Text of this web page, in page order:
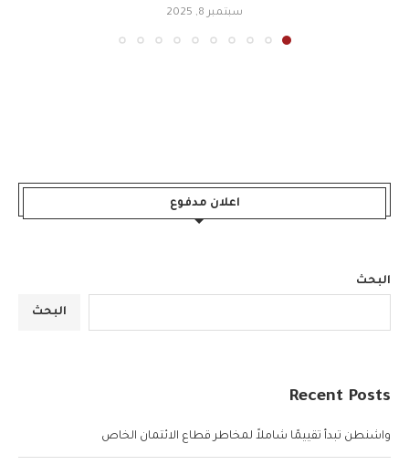
سبتمبر 8, 2025
اعلان مدفوع
البحث
البحث
Recent Posts
واشنطن تبدأ تقييمًا شاملاً لمخاطر قطاع الائتمان الخاص